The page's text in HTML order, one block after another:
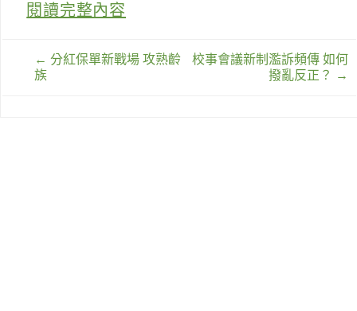
閱讀完整內容
文
章
← 分紅保單新戰場 攻熟齡
族
校事會議新制濫訴頻傳 如何
撥亂反正？
→